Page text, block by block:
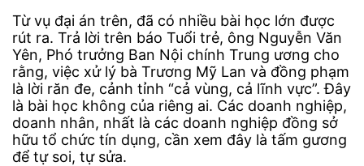
Từ vụ đại án trên, đã có nhiều bài học lớn được
rút ra. Trả lời trên báo Tuổi trẻ, ông Nguyễn Văn
Yên, Phó trưởng Ban Nội chính Trung ương cho
rằng, việc xử lý bà Trương Mỹ Lan và đồng phạm
là lời răn đe, cảnh tỉnh “cả vùng, cả lĩnh vực”. Đây
là bài học không của riêng ai. Các doanh nghiệp,
doanh nhân, nhất là các doanh nghiệp đồng sở
hữu tổ chức tín dụng, cần xem đây là tấm gương
để tự soi, tự sửa.